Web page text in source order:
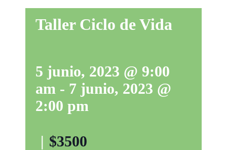
Taller Ciclo de Vida
5 junio, 2023 @ 9:00
am - 7 junio, 2023 @
2:00 pm
| $3500